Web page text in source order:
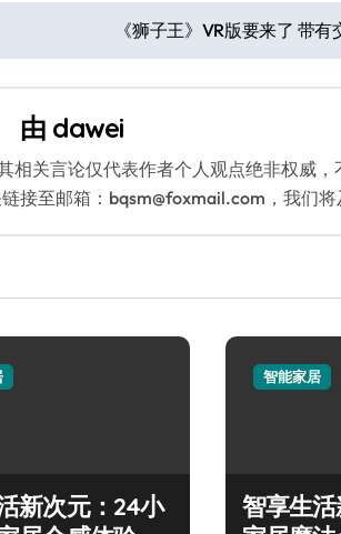
《狮子王》VR版要来了 带
由 dawei
相关言论仅代表作者个人观点绝非权威，
接至邮箱：bqsm@foxmail.com，我们将
新次元：24小
智能家居
智享生